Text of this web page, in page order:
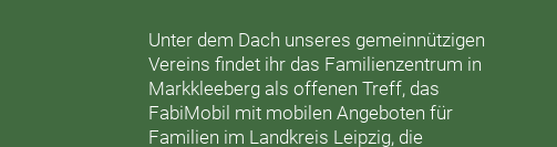
Unter dem Dach unseres gemeinnützigen
Vereins findet ihr das Familienzentrum in
Markkleeberg als offenen Treff, das
FabiMobil mit mobilen Angeboten für
Familien im Landkreis Leipzig, die